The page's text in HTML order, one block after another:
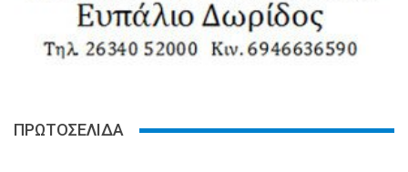
ΠΡΩΤΟΣΕΛΙΔΑ